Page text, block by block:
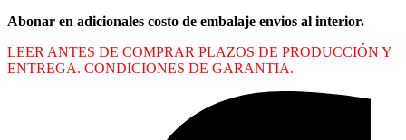
Abonar en adicionales costo de embalaje envios al interior.
LEER ANTES DE COMPRAR PLAZOS DE PRODUCCIÓN Y
ENTREGA. CONDICIONES DE GARANTIA.